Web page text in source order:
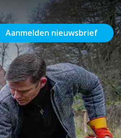
Aanmelden nieuwsbrief